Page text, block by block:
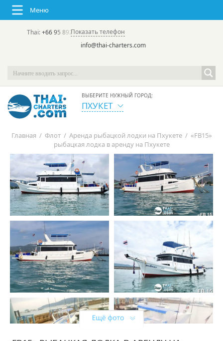
Меню
Thai:+66 95 892 7646(rus/eng) | в России:
Показать телефон
info@thai-charters.com
ВЫБЕРИТЕ НУЖНЫЙ ГОРОД:
ПХУКЕТ
Главная / Флот / Аренда рыбацкой лодки на Пхукете / «FB15»
рыбацкая лодка в аренду на Пхукете